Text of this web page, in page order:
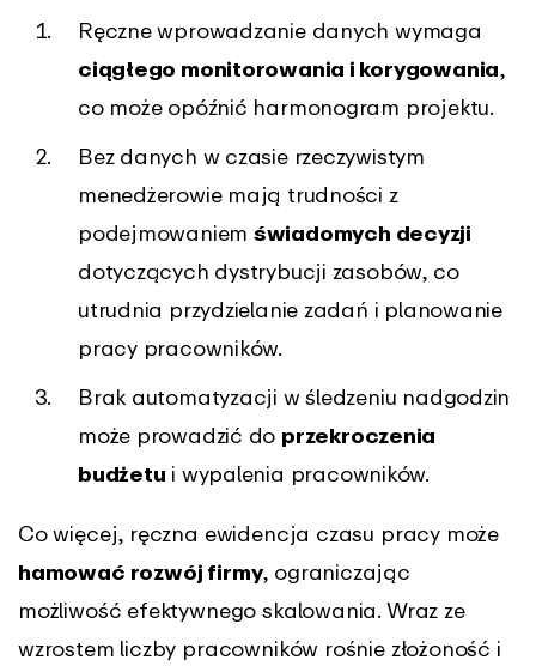
Ręczne wprowadzanie danych wymaga
ciągłego monitorowania i korygowania,
co może opóźnić harmonogram projektu.
Bez danych w czasie rzeczywistym
menedżerowie mają trudności z
podejmowaniem świadomych decyzji
dotyczących dystrybucji zasobów, co
utrudnia przydzielanie zadań i planowanie
pracy pracowników.
Brak automatyzacji w śledzeniu nadgodzin
może prowadzić do przekroczenia
budżetu i wypalenia pracowników.
Co więcej, ręczna ewidencja czasu pracy może
hamować rozwój firmy, ograniczając
możliwość efektywnego skalowania. Wraz ze
wzrostem liczby pracowników rośnie złożoność i